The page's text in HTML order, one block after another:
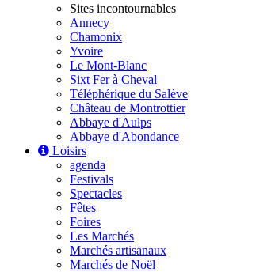
Sites incontournables
Annecy
Chamonix
Yvoire
Le Mont-Blanc
Sixt Fer à Cheval
Téléphérique du Salève
Château de Montrottier
Abbaye d'Aulps
Abbaye d'Abondance
Loisirs
agenda
Festivals
Spectacles
Fêtes
Foires
Les Marchés
Marchés artisanaux
Marchés de Noël